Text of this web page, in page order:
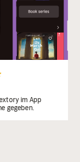
im App
gegeben.